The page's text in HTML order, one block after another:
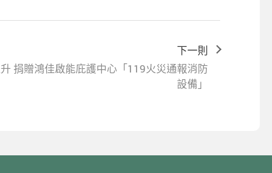
下一則
捐贈鴻佳啟能庇護中心「119火災通報消防
設備」